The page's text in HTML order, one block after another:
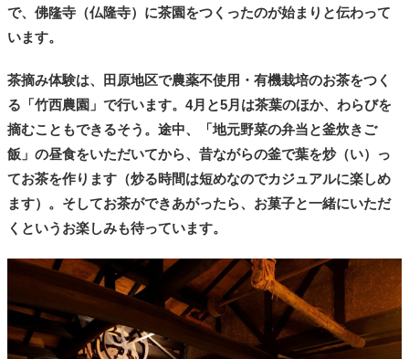
で、佛隆寺（仏隆寺）に茶園をつくったのが始まりと伝わって
います。
茶摘み体験は、田原地区で農薬不使用・有機栽培のお茶をつく
る「竹西農園」で行います。4月と5月は茶葉のほか、わらびを
摘むこともできるそう。途中、「地元野菜の弁当と釜炊きご
飯」の昼食をいただいてから、昔ながらの釜で葉を炒（い）っ
てお茶を作ります（炒る時間は短めなのでカジュアルに楽しめ
ます）。そしてお茶ができあがったら、お菓子と一緒にいただ
くというお楽しみも待っています。